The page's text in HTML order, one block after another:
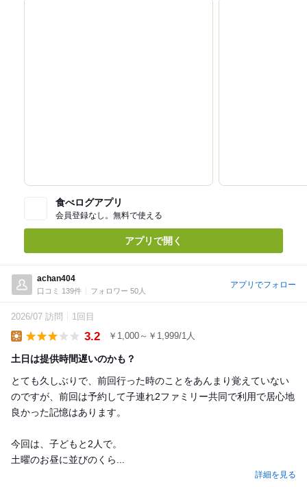
食べログアプリ
会員登録なし。無料で使える
アプリで開く
achan404
口コミ 139件 フォロワー 50人
アプリでフォロー
2026/07 訪問 1回目
3.2 ￥1,000～￥1,999/1人
土日は提供時間遅いのかも？
とても久しぶりで、前回行った時のことをあんまり覚えていない
のですが、前回は予約して子連れ2ファミリー共同で利用で居心地
良かった記憶はあります。
今回は、子どもと2人で。
土曜のお昼に並びのくら...
詳細を見る